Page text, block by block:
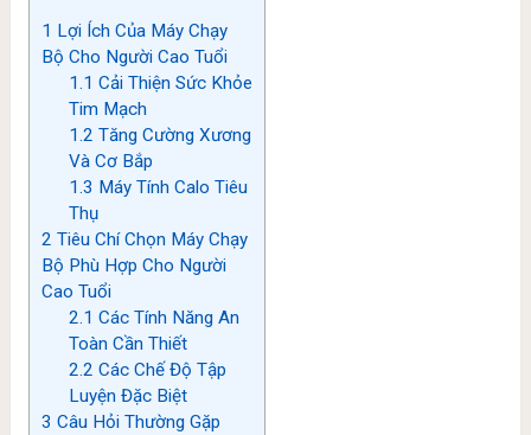
1 Lợi Ích Của Máy Chạy
Bộ Cho Người Cao Tuổi
1.1 Cải Thiện Sức Khỏe
Tim Mạch
1.2 Tăng Cường Xương
Và Cơ Bắp
1.3 Máy Tính Calo Tiêu
Thụ
2 Tiêu Chí Chọn Máy Chạy
Bộ Phù Hợp Cho Người
Cao Tuổi
2.1 Các Tính Năng An
Toàn Cần Thiết
2.2 Các Chế Độ Tập
Luyện Đặc Biệt
3 Câu Hỏi Thường Gặp